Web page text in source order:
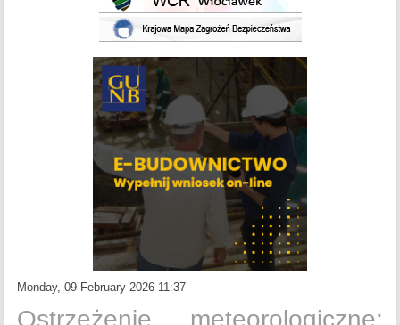
Monday, 09 February 2026 11:37
Ostrzeżenie meteorologiczne: